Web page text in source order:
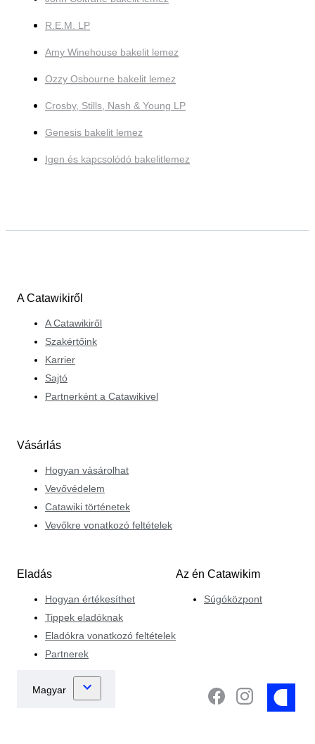
R.E.M. LP
Amy Winehouse bakelit lemez
Ozzy Osbourne bakelit lemez
Crosby, Stills, Nash & Young LP
Genesis bakelit lemez
Igen és kapcsolódó bakelitlemez
A Catawikiről
A Catawikiről
Szakértőink
Karrier
Sajtó
Partnerként a Catawikivel
Vásárlás
Hogyan vásárolhat
Vevővédelem
Catawiki történetek
Vevőkre vonatkozó feltételek
Eladás
Hogyan értékesíthet
Tippek eladóknak
Eladókra vonatkozó feltételek
Partnerek
Az én Catawikim
Súgóközpont